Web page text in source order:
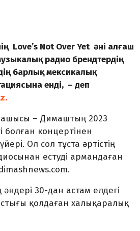
Love’s Not Over Yet әні алғаш
радио брендтердің
барлық мексикалық
енді, – деп
– Димаштың 2023
концертінен
Ол сол тұста әртістің
естуді армандаған
30-дан астам елдегі
қолдаған халықаралық